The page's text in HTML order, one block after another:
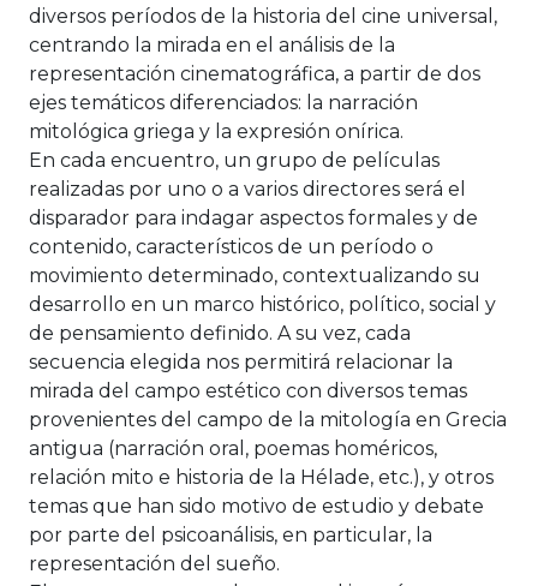
diversos períodos de la historia del cine universal,
centrando la mirada en el análisis de la
representación cinematográfica, a partir de dos
ejes temáticos diferenciados: la narración
mitológica griega y la expresión onírica.
En cada encuentro, un grupo de películas
realizadas por uno o a varios directores será el
disparador para indagar aspectos formales y de
contenido, característicos de un período o
movimiento determinado, contextualizando su
desarrollo en un marco histórico, político, social y
de pensamiento definido. A su vez, cada
secuencia elegida nos permitirá relacionar la
mirada del campo estético con diversos temas
provenientes del campo de la mitología en Grecia
antigua (narración oral, poemas homéricos,
relación mito e historia de la Hélade, etc.), y otros
temas que han sido motivo de estudio y debate
por parte del psicoanálisis, en particular, la
representación del sueño.